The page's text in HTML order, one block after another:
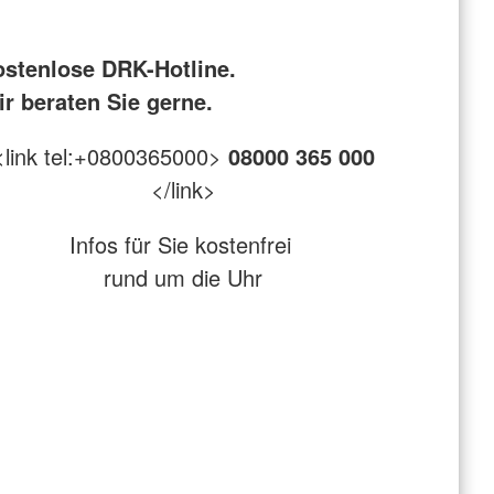
DRK-Hotline.
beraten Sie gerne.
tel:+0800365000> 08000 365 000
</link>
Infos für Sie kostenfrei
rund um die Uhr